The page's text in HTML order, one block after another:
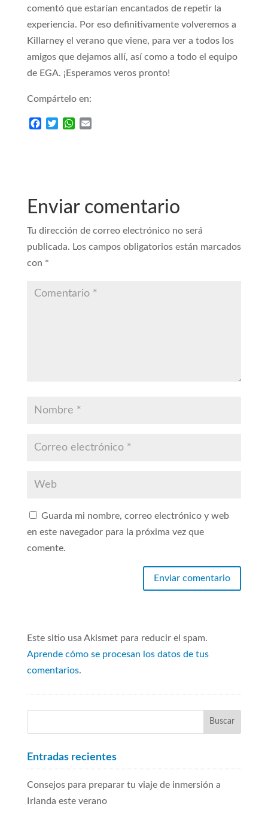
comentó que estarían encantados de repetir la
experiencia. Por eso definitivamente volveremos a
Killarney el verano que viene, para ver a todos los
amigos que dejamos allí, así como a todo el equipo
de EGA. ¡Esperamos veros pronto!
Compártelo en:
k
W
p
Enviar comentario
Tu dirección de correo electrónico no será
publicada. Los campos obligatorios están marcados
con *
Guarda mi nombre, correo electrónico y web
en este navegador para la próxima vez que
comente.
Este sitio usa Akismet para reducir el spam.
Aprende cómo se procesan los datos de tus
comentarios.
Entradas recientes
Consejos para preparar tu viaje de inmersión a
Irlanda este verano